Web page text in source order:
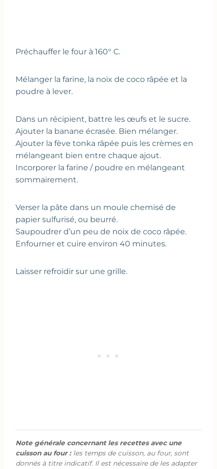
Préchauffer le four à 160° C.
Mélanger la farine, la noix de coco râpée et la
poudre à lever.
Dans un récipient, battre les œufs et le sucre.
Ajouter la banane écrasée. Bien mélanger.
Ajouter la fève tonka râpée puis les crèmes en
mélangeant bien entre chaque ajout.
Incorporer la farine / poudre en mélangeant
sommairement.
Verser la pâte dans un moule chemisé de
papier sulfurisé, ou beurré.
Saupoudrer d’un peu de noix de coco râpée.
Enfourner et cuire environ 40 minutes.
Laisser refroidir sur une grille.
Note générale concernant les recettes avec une
cuisson au four :les temps de cuisson, au four, sont
donnés à titre indicatif. Il est nécessaire de les adapter